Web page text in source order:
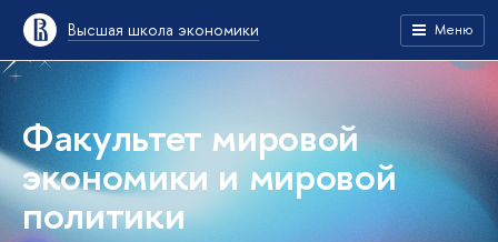
Высшая школа экономики Меню
Факультет мировой
экономики и мировой
политики